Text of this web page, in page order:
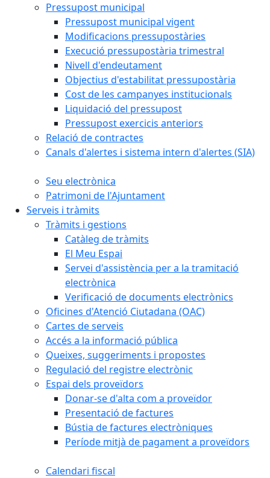
Pressupost municipal
Pressupost municipal vigent
Modificacions pressupostàries
Execució pressupostària trimestral
Nivell d'endeutament
Objectius d'estabilitat pressupostària
Cost de les campanyes institucionals
Liquidació del pressupost
Pressupost exercicis anteriors
Relació de contractes
Canals d'alertes i sistema intern d'alertes (SIA)
Seu electrònica
Patrimoni de l'Ajuntament
Serveis i tràmits
Tràmits i gestions
Catàleg de tràmits
El Meu Espai
Servei d'assistència per a la tramitació
electrònica
Verificació de documents electrònics
Oficines d'Atenció Ciutadana (OAC)
Cartes de serveis
Accés a la informació pública
Queixes, suggeriments i propostes
Regulació del registre electrònic
Espai dels proveïdors
Donar-se d'alta com a proveïdor
Presentació de factures
Bústia de factures electròniques
Període mitjà de pagament a proveïdors
Calendari fiscal